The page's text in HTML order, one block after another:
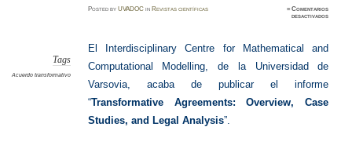
PostedbyUVADOC in Revistas científicas ≈Comentarios
desactivadosen
Tags
Acuerdo transformativo
El Interdisciplinary Centre for Mathematical and
Computational Modelling, de la Universidad de
Varsovia, acaba de publicar el informe
“Transformative Agreements: Overview, Case
Studies, and Legal Analysis”.